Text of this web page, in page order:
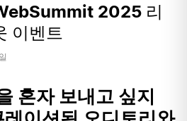
2025 리
이벤트
혼자 보내고 싶지